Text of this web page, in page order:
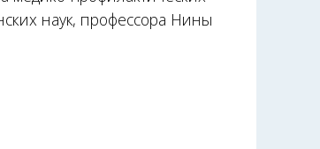
наук, профессора Нины